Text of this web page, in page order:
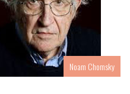
Noam Chomsky